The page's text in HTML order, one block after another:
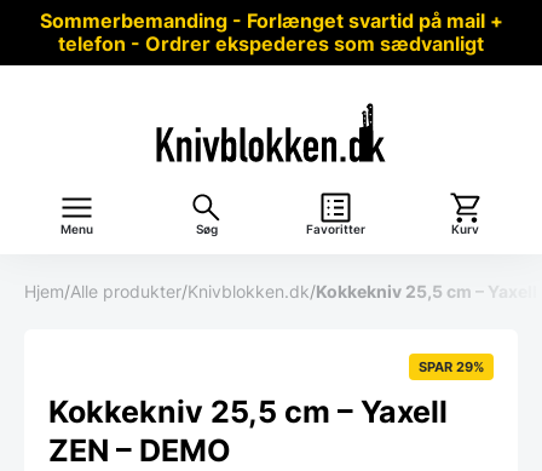
Sommerbemanding - Forlænget svartid på mail +
telefon - Ordrer ekspederes som sædvanligt
Menu Søg Favoritter Kurv
Hjem/Alle produkter/Knivblokken.dk/Kokkekniv 25,5 cm – Yaxell
SPAR 29%
Kokkekniv 25,5 cm – Yaxell
ZEN – DEMO